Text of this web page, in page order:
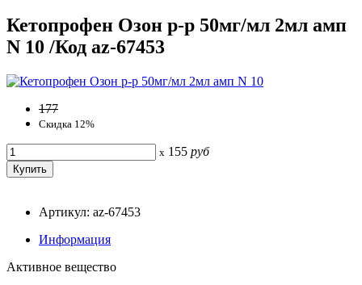
Кетопрофен Озон р-р 50мг/мл 2мл амп
N 10 /Код az-67453
177
Скидка 12%
x 155 руб
Артикул: az-67453
Информация
Активное вещество